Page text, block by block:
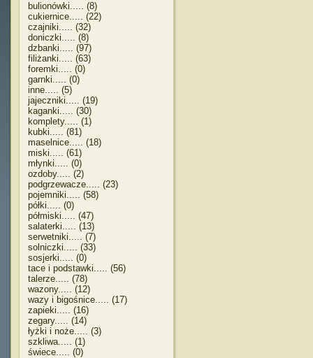
bulionówki..... (8)
cukiernice..... (22)
czajniki..... (32)
doniczki..... (8)
dzbanki..... (97)
filiżanki..... (63)
foremki..... (0)
garnki..... (0)
inne..... (5)
jajeczniki..... (19)
kaganki..... (30)
komplety..... (1)
kubki..... (81)
maselnice..... (18)
miski..... (61)
młynki..... (0)
ozdoby..... (2)
podgrzewacze..... (23)
pojemniki..... (58)
półki..... (0)
półmiski..... (47)
salaterki..... (13)
serwetniki..... (7)
solniczki..... (33)
sosjerki..... (0)
tace i podstawki..... (56)
talerze..... (78)
wazony..... (12)
wazy i bigośnice..... (17)
zapieki..... (16)
zegary..... (14)
łyżki i noże..... (3)
szkliwa..... (1)
świece..... (0)